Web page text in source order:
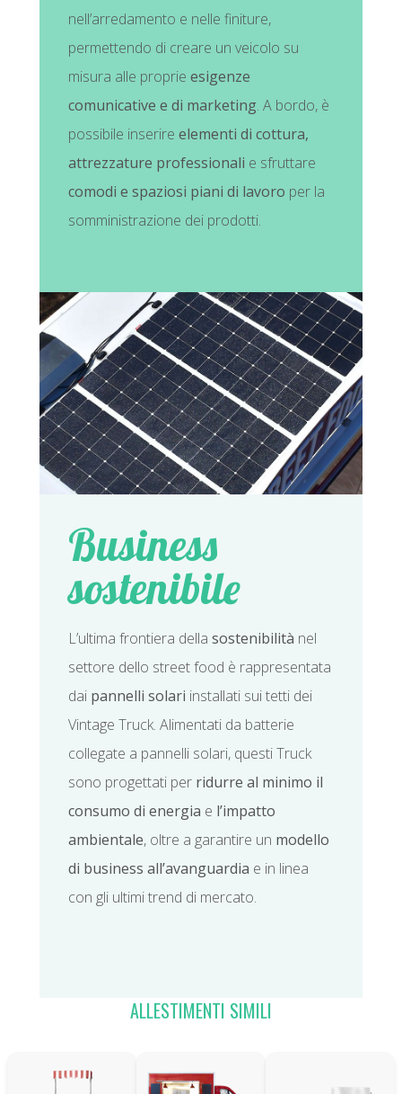
nell’arredamento e nelle finiture,
permettendo di creare un veicolo su
misura alle proprie esigenze
comunicative e di marketing. A bordo, è
possibile inserire elementi di cottura,
attrezzature professionali e sfruttare
comodi e spaziosi piani di lavoro per la
somministrazione dei prodotti.
Business
sostenibile
L’ultima frontiera della sostenibilità nel
settore dello street food è rappresentata
dai pannelli solari installati sui tetti dei
Vintage Truck. Alimentati da batterie
collegate a pannelli solari, questi Truck
sono progettati per ridurre al minimo il
consumo di energia e l’impatto
ambientale, oltre a garantire un modello
di business all’avanguardia e in linea
con gli ultimi trend di mercato.
ALLESTIMENTI SIMILI